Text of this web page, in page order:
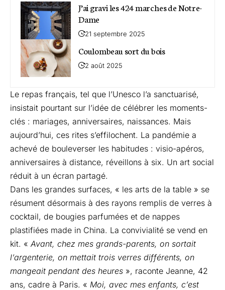
J’ai gravi les 424 marches de Notre-
Dame
21 septembre 2025
Coulombeau sort du bois
2 août 2025
Le repas français, tel que l’Unesco l’a sanctuarisé,
insistait pourtant sur l’idée de célébrer les moments-
clés : mariages, anniversaires, naissances. Mais
aujourd’hui, ces rites s’effilochent. La pandémie a
achevé de bouleverser les habitudes : visio-apéros,
anniversaires à distance, réveillons à six. Un art social
réduit à un écran partagé.
Dans les grandes surfaces, « les arts de la table » se
résument désormais à des rayons remplis de verres à
cocktail, de bougies parfumées et de nappes
plastifiées made in China. La convivialité se vend en
kit. « Avant, chez mes grands-parents, on sortait
l’argenterie, on mettait trois verres différents, on
mangeait pendant des heures », raconte Jeanne, 42
ans, cadre à Paris. « Moi, avec mes enfants, c’est